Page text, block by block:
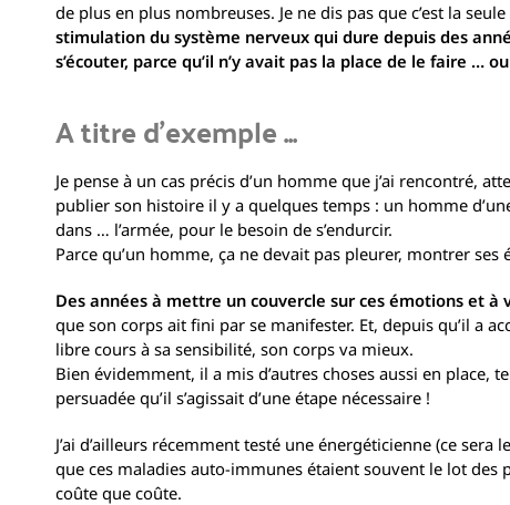
de plus en plus nombreuses. Je ne dis pas que c’est la
stimulation du système nerveux qui dure depuis des
s’écouter, parce qu’il n’y avait pas la place de le faire …
A titre d'exemple ...
Je pense à un cas précis d’un homme que j’ai rencontré,
publier son histoire il y a quelques temps : un homme
dans … l’armée, pour le besoin de s’endurcir.
Parce qu’un homme, ça ne devait pas pleurer, montrer ses
Des années à mettre un couvercle sur ces émotions et à
que son corps ait fini par se manifester. Et, depuis qu’il a
libre cours à sa sensibilité, son corps va mieux.
Bien évidemment, il a mis d’autres choses aussi en place,
persuadée qu’il s’agissait d’une étape nécessaire !
J’ai d’ailleurs récemment testé une énergéticienne (ce
que ces maladies auto-immunes étaient souvent le lot des
coûte que coûte.